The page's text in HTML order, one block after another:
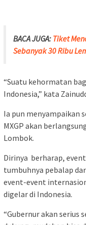
BACA JUGA: Tiket
Sebanyak 30 Ribu
“Suatu kehormatan
Indonesia,” kata
Ia pun menyampaikan
MXGP akan
Lombok.
Dirinya berharap,
tumbuhnya pebalap
event-event
digelar di Indonesia.
“Gubernur akan serius